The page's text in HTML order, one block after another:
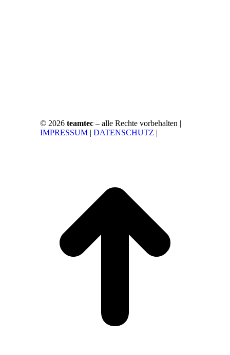
© 2026 teamtec – alle Rechte vorbehalten |
IMPRESSUM | DATENSCHUTZ |